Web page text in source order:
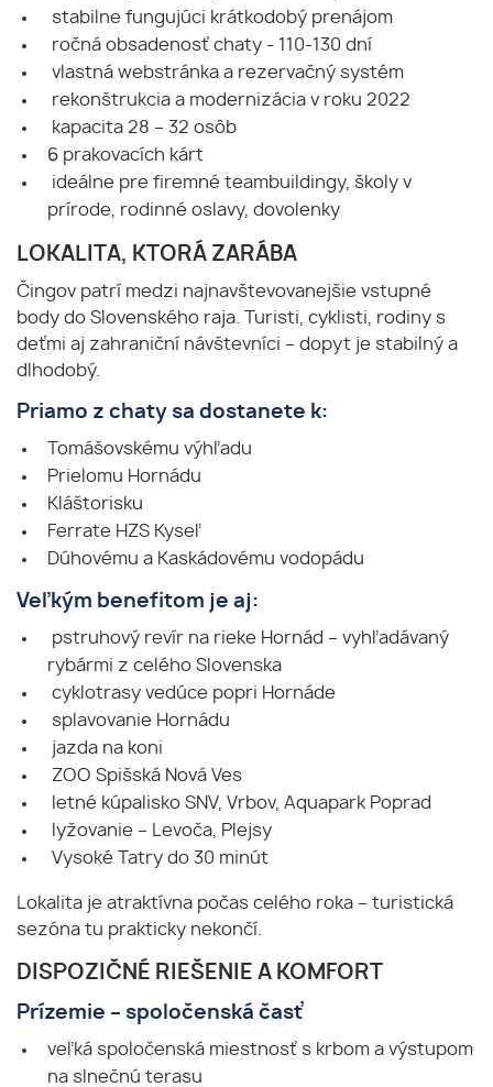
stabilne fungujúci krátkodobý prenájom
ročná obsadenosť chaty - 110-130 dní
vlastná webstránka a rezervačný systém
rekonštrukcia a modernizácia v roku 2022
kapacita 28 – 32 osôb
6 prakovacích kárt
ideálne pre firemné teambuildingy, školy v
prírode, rodinné oslavy, dovolenky
LOKALITA, KTORÁ ZARÁBA
Čingov patrí medzi najnavštevovanejšie vstupné
body do Slovenského raja. Turisti, cyklisti, rodiny s
deťmi aj zahraniční návštevníci – dopyt je stabilný a
dlhodobý.
Priamo z chaty sa dostanete k:
Tomášovskému výhľadu
Prielomu Hornádu
Kláštorisku
Ferrate HZS Kyseľ
Dúhovému a Kaskádovému vodopádu
Veľkým benefitom je aj:
pstruhový revír na rieke Hornád – vyhľadávaný
rybármi z celého Slovenska
cyklotrasy vedúce popri Hornáde
splavovanie Hornádu
jazda na koni
ZOO Spišská Nová Ves
letné kúpalisko SNV, Vrbov, Aquapark Poprad
lyžovanie – Levoča, Plejsy
Vysoké Tatry do 30 minút
Lokalita je atraktívna počas celého roka – turistická
sezóna tu prakticky nekončí.
DISPOZIČNÉ RIEŠENIE A KOMFORT
Prízemie – spoločenská časť
veľká spoločenská miestnosť s krbom a výstupom
na slnečnú terasu